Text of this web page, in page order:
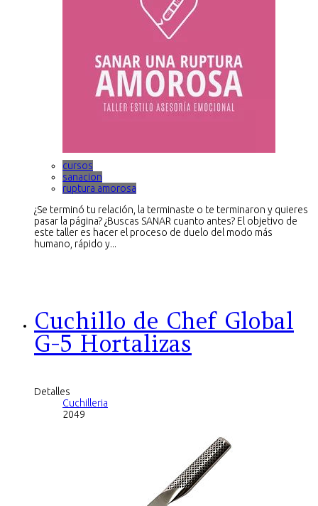
cursos
sanacion
ruptura amorosa
¿Se terminó tu relación, la terminaste o te terminaron y quieres
pasar la página? ¿Buscas SANAR cuanto antes? El objetivo de
este taller es hacer el proceso de duelo del modo más
humano, rápido y...
Cuchillo de Chef Global
G-5 Hortalizas
Detalles
Cuchilleria
2049